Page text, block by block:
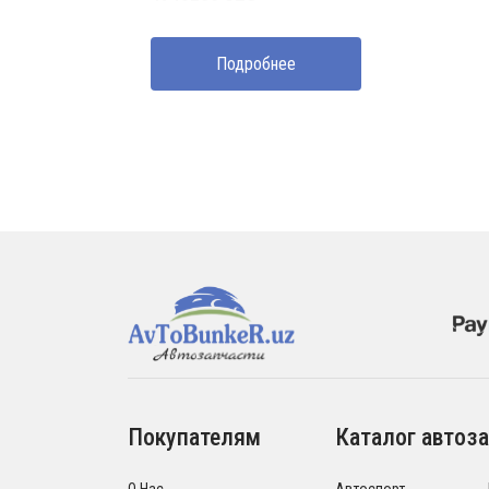
Подробнее
Покупателям Каталог